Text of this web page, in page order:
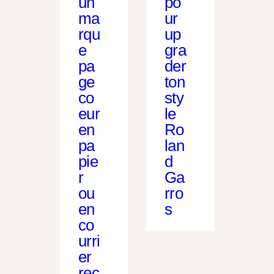
ma
rqu
e
pa
ge
co
eur
en
pa
pie
r
ou
en
co
urri
er
ur
up
gra
der
ton
sty
le
Ro
lan
d
Ga
rro
s